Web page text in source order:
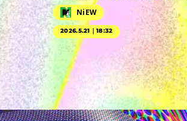
NiEW
2026.5.21｜18:32